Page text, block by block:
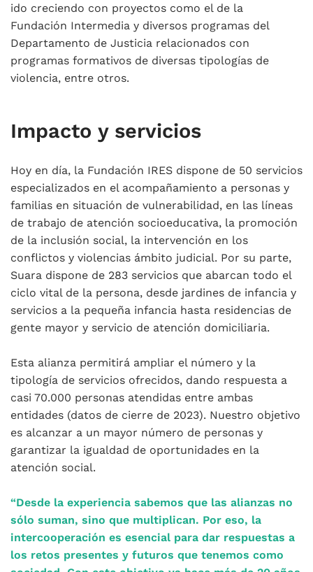
ido creciendo con proyectos como el de la
Fundación Intermedia y diversos programas del
Departamento de Justicia relacionados con
programas formativos de diversas tipologías de
violencia, entre otros.
Impacto y servicios
Hoy en día, la Fundación IRES dispone de 50 servicios
especializados en el acompañamiento a personas y
familias en situación de vulnerabilidad, en las líneas
de trabajo de atención socioeducativa, la promoción
de la inclusión social, la intervención en los
conflictos y violencias ámbito judicial. Por su parte,
Suara dispone de 283 servicios que abarcan todo el
ciclo vital de la persona, desde jardines de infancia y
servicios a la pequeña infancia hasta residencias de
gente mayor y servicio de atención domiciliaria.
Esta alianza permitirá ampliar el número y la
tipología de servicios ofrecidos, dando respuesta a
casi 70.000 personas atendidas entre ambas
entidades (datos de cierre de 2023). Nuestro objetivo
es alcanzar a un mayor número de personas y
garantizar la igualdad de oportunidades en la
atención social.
“Desde la experiencia sabemos que las alianzas no
sólo suman, sino que multiplican. Por eso, la
intercooperación es esencial para dar respuestas a
los retos presentes y futuros que tenemos como